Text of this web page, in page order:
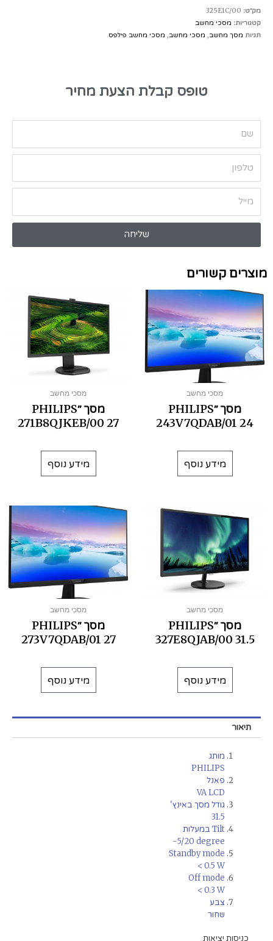
מק״ט: 325E1C/00
קטגוריות: מסכי מחשב
תגיות מסך מחשב מסכי מחשב מסכי מחשב פילפס
טופס קבלת הצעת מחיר
שליחה
מוצרים קשורים
מסכי מחשב
מסך ׳׳PHILIPS
243V7QDAB/01 24
מידע נוסף
מסכי מחשב
מסך ׳׳PHILIPS
271B8QJKEB/00 27
מידע נוסף
מסכי מחשב
מסך ׳׳PHILIPS
327E8QJAB/00 31.5
מידע נוסף
מסכי מחשב
מסך ׳׳PHILIPS
273V7QDAB/01 27
מידע נוסף
תיאור
מותג
PHILIPS
פאנל
VA LCD
גודל מסך באינץ'
31.5
Tilt במעלות
-5/20 degree
Standby mode
< 0.5 W
Off mode
< 0.3 W
צבע
שחור
כניסות יציאות